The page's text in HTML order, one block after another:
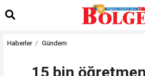
Haberler Gündem
15 bin